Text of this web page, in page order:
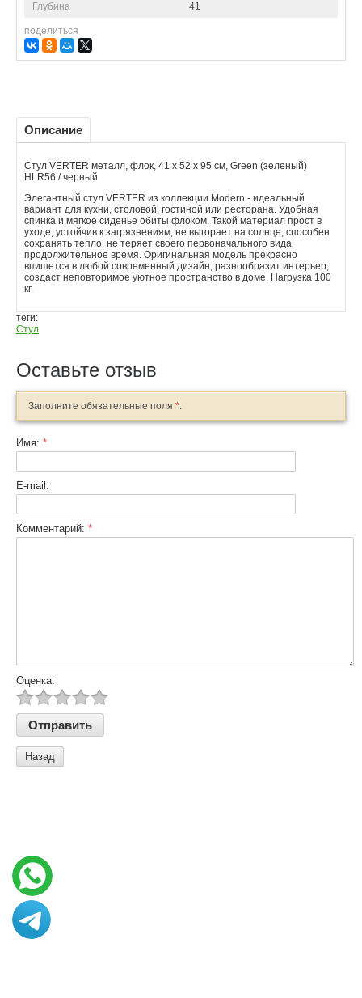
Глубина
41
поделиться
Описание
Стул VERTER металл, флок, 41 х 52 х 95 см, Green (зеленый)
HLR56 / черный
Элегантный стул VERTER из коллекции Modern - идеальный
вариант для кухни, столовой, гостиной или ресторана. Удобная
спинка и мягкое сиденье обиты флоком. Такой материал прост в
уходе, устойчив к загрязнениям, не выгорает на солнце, способен
сохранять тепло, не теряет своего первоначального вида
продолжительное время. Оригинальная модель прекрасно
впишется в любой современный дизайн, разнообразит интерьер,
создаст неповторимое уютное пространство в доме. Нагрузка 100
кг.
теги:
Стул
Оставьте отзыв
Заполните обязательные поля *.
Имя: *
E-mail:
Комментарий: *
Оценка:
Назад